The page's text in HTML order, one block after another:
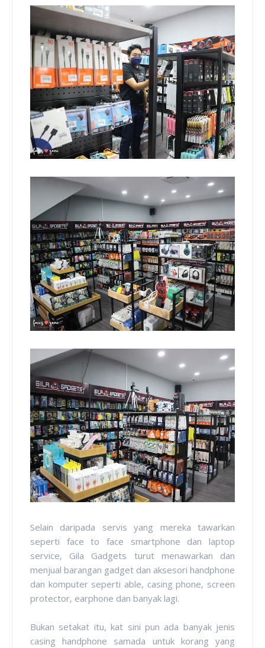
Selain daripada servis yang mereka tawarkan
seperti face to face smartphone dan laptop
service, Gila Gadgets turut menawarkan dan
menjual barangan gadget dan aksesori handphone
dan komputer seperti able, casing phone, screen
protector, earphone dan banyak lagi.
Bukan setakat itu, kat sini pun ada banyak jenis
casing handphone samada untuk korang yang